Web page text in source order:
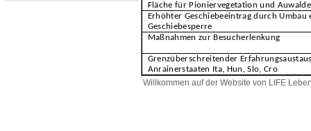
Fläche für Pioniervegetation und
Erhöhter Geschiebeeintrag durch Umbau
Geschiebesperre
Maßnahmen zur Besucherlenkung
Grenzüberschreitender
Anrainerstaaten Ita, Hun, Slo, Cro
Willkommen auf der Website von LIFE